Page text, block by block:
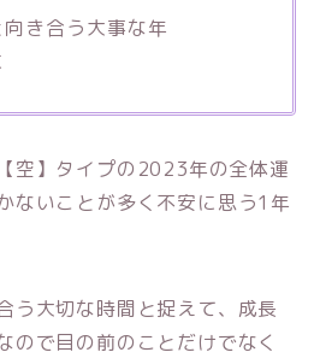
き合う大事な年
空】タイプの2023年の全体運
ないことが多く不安に思う1年
う大切な時間と捉えて、成長
ので目の前のことだけでなく